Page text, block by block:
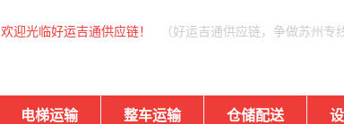
欢迎光临好运吉通供应链！ （好运吉通供应链，争做苏州专
电梯运输 整车运输 仓储配送